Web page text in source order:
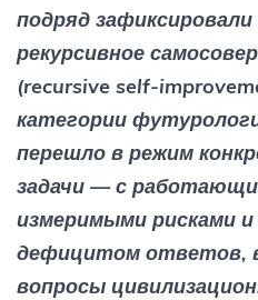
подряд
рекурсивное
(recursive self-
категории
перешло в режим
задачи — с
измеримыми рисками
дефицитом ответов,
вопросы